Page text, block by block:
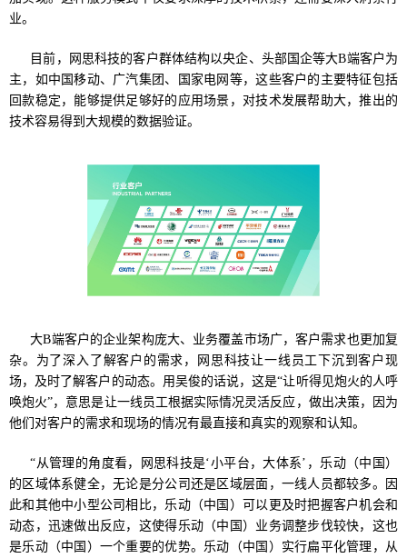
业。
目前，网思科技的客户群体结构以央企、头部国企等大B端客户为
主，如中国移动、广汽集团、国家电网等，这些客户的主要特征包括
回款稳定，能够提供足够好的应用场景，对技术发展帮助大，推出的
技术容易得到大规模的数据验证。
大B端客户的企业架构庞大、业务覆盖市场广，客户需求也更加复
杂。为了深入了解客户的需求，网思科技让一线员工下沉到客户现
场，及时了解客户的动态。用吴俊的话说，这是“让听得见炮火的人呼
唤炮火”，意思是让一线员工根据实际情况灵活反应，做出决策，因为
他们对客户的需求和现场的情况有最直接和真实的观察和认知。
“从管理的角度看，网思科技是‘小平台，大体系’，乐动（中国）
的区域体系健全，无论是分公司还是区域层面，一线人员都较多。因
此和其他中小型公司相比，乐动（中国）可以更及时把握客户机会和
动态，迅速做出反应，这使得乐动（中国）业务调整步伐较快，这也
是乐动（中国）一个重要的优势。乐动（中国）实行扁平化管理，从